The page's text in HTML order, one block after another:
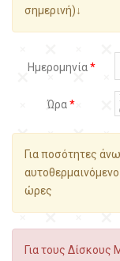
σημερινή)↓
Ημερομηνία*
Ώρα*
Για ποσότητες
ώρες
Για τους Δίσκους